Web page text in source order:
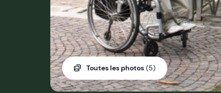
Toutes les photos (5)